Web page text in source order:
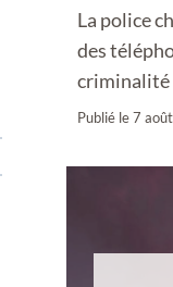
La police
des
criminalité
Publié le7